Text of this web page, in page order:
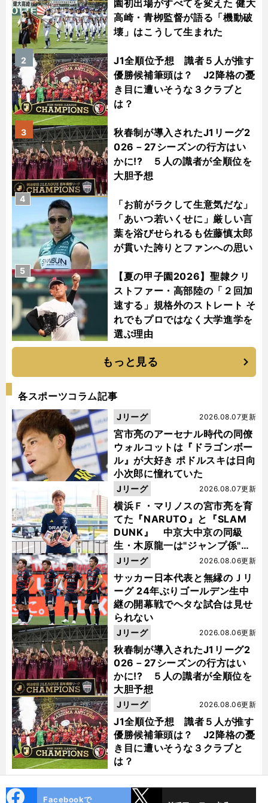
園初出場がすべてを変えた 健大
高崎・青栁監督が語る「機動破
壊」はこうして生まれた
J1全順位予想 識者５人が推す
優勝候補筆頭は？ J2降格の憂
き目に遭いそうな３クラブと
は？
2
秋春制が導入されたJ1リーグ2
026－27シーズンの行方はい
かに!? ５人の識者が全順位を
大胆予想
3
「お前がラクして生意気だな」
「あいつ若いくせに」厳しい言
葉を浴びせられるも佐藤慎太郎
が貫いた誇りとファンへの思い
4
【夏の甲子園2026】聖隷クリ
ストファー・高部陸の「２回加
速する」規格外のストレート そ
れでもプロではなく大学進学を
選ぶ理由
5
もっと見る
各スポーツコラム記事
宮市亮のアーセナル時代の同僚
ウォルコットは『ドラゴンボー
ル』が大好き ポドルスキは日向
小次郎に憧れていた
2026.08.07更新
Jリーグ
横浜Ｆ・マリノスの宮市亮を育
てた『NARUTO』と『SLAM
DUNK』 中京大中京の同級
生・木原龍一は"ジャンプ係"だ
った
2026.08.07更新
Jリーグ
サッカー日本代表と無縁のＪリ
ーグ 24年ぶりゴールデン生中
継の開幕戦でヘタな試合は見せ
られない
2026.08.06更新
Jリーグ
秋春制が導入されたJ1リーグ2
026－27シーズンの行方はい
かに!? ５人の識者が全順位を
大胆予想
2026.08.06更新
Jリーグ
J1全順位予想 識者５人が推す
優勝候補筆頭は？ J2降格の憂
き目に遭いそうな３クラブと
は？
2026.08.06更新
Jリーグ
Facebookで